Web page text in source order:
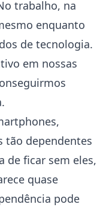
trabalho, na
enquanto
de tecnologia.
em nossas
tão dependentes
de ficar sem eles,
quase
pode